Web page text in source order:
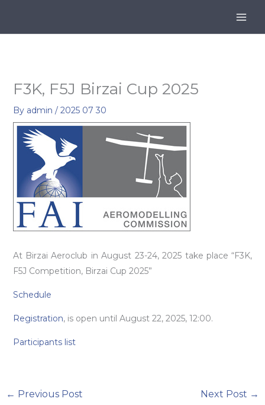
content
F3K, F5J Birzai Cup 2025
By admin / 2025 07 30
At Birzai Aeroclub in August 23-24, 2025 take place “F3K,
F5J Competition, Birzai Cup 2025”
Schedule
Registration, is open until August 22, 2025, 12:00.
Participants list
← Previous Post Next Post →